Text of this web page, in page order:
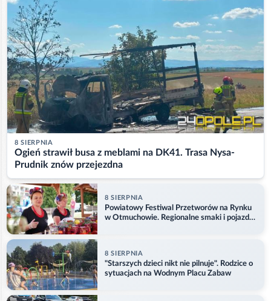
8 SIERPNIA
Ogień strawił busa z meblami na DK41. Trasa Nysa-
Prudnik znów przejezdna
8 SIERPNIA
Powiatowy Festiwal Przetworów na Rynku
w Otmuchowie. Regionalne smaki i pojazdy
8 SIERPNIA
"Starszych dzieci nikt nie pilnuje". Rodzice o
sytuacjach na Wodnym Placu Zabaw